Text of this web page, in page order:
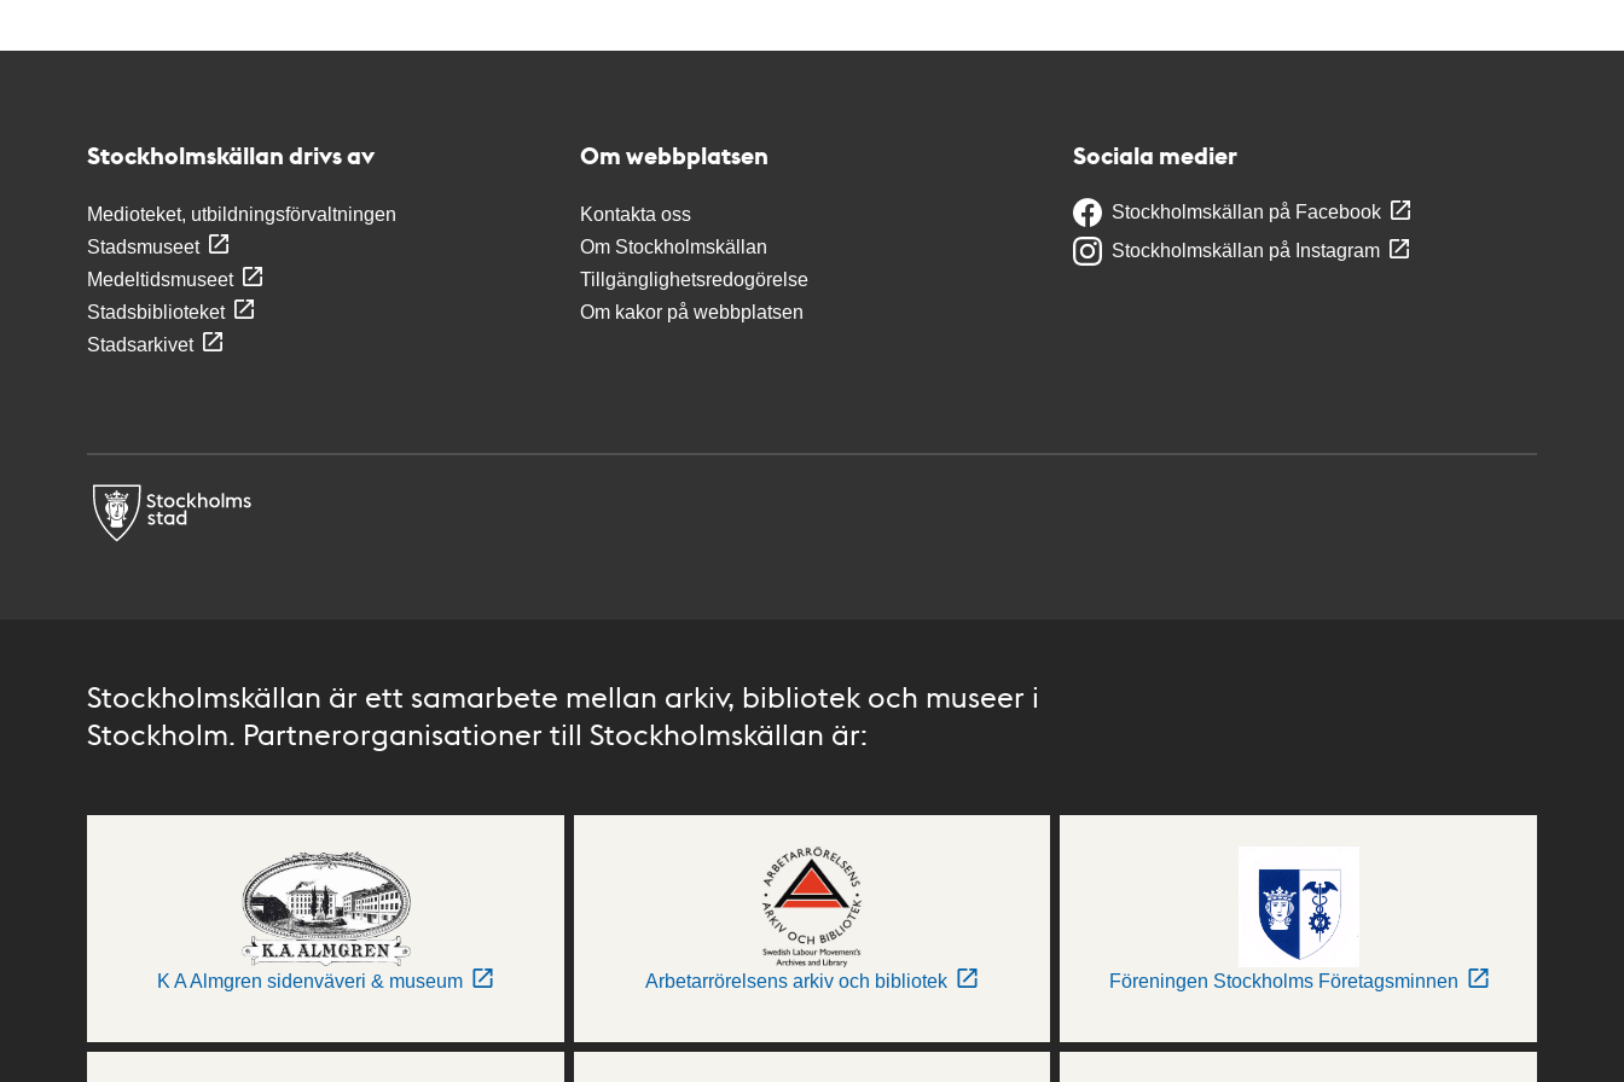
Stockholmskällan drivs av
Medioteket, utbildningsförvaltningen
Stadsmuseet
Medeltidsmuseet
Stadsbiblioteket
Stadsarkivet
Om webbplatsen
Kontakta oss
Om Stockholmskällan
Tillgänglighetsredogörelse
Om kakor på webbplatsen
Sociala medier
Stockholmskällan på Facebook
Stockholmskällan på Instagram
Stockholmskällan är ett samarbete mellan arkiv, bibliotek och museer i
Stockholm. Partnerorganisationer till Stockholmskällan är:
K A Almgren sidenväveri & museum Arbetarrörelsens arkiv och bibliotek Föreningen Stockholms Företagsminnen